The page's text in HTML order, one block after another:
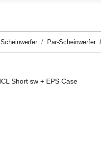
Scheinwerfer Par-Scheinwerfer